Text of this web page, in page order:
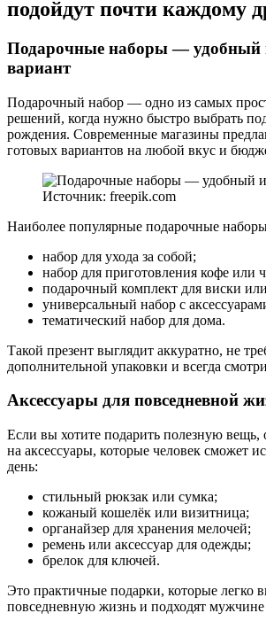
подойдут почти каждому
Подарочные наборы — удобный
вариант
Подарочный набор — одно из самых
решений, когда нужно быстро выбрать
рождения. Современные магазины
готовых вариантов на любой вкус и
Источник: freepik.com
Наиболее популярные подарочные
набор для ухода за собой;
набор для приготовления кофе или
подарочный комплект для виски
универсальный набор с
тематический набор для дома.
Такой презент выглядит аккуратно, не
дополнительной упаковки и всегда
Аксессуары для повседневной
Если вы хотите подарить полезную вещь,
на аксессуары, которые человек сможет
день:
стильный рюкзак или сумка;
кожаный кошелёк или визитница;
органайзер для хранения мелочей;
ремень или аксессуар для одежды;
брелок для ключей.
Это практичные подарки, которые легко
повседневную жизнь и подходят мужчине